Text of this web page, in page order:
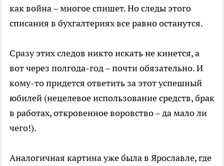
как война – многое спишет. Но следы этого
списания в бухгалтериях все равно останутся.
Сразу этих следов никто искать не кинется, а
вот через полгода-год – почти обязательно. И
кому-то придется ответить за этот успешный
юбилей (нецелевое использование средств, брак
в работах, откровенное воровство – да мало ли
чего!).
Аналогичная картина уже была в Ярославле, где